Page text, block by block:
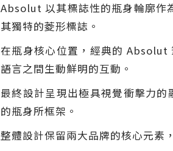
Absolut 以其標誌性的瓶身輪廓作
其獨特的菱形標誌。
在瓶身核心位置，經典的 Absolut
語言之間生動鮮明的互動。
最終設計呈現出極具視覺衝擊力
的瓶身所框架。
整體設計保留兩大品牌的核心元素